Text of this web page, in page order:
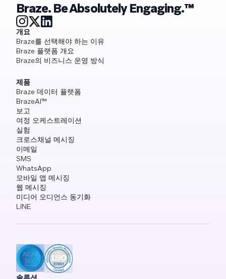
Braze. Be Absolutely Engaging.™
개요
Braze를 선택해야 하는 이유
Braze 플랫폼 개요
Braze의 비즈니스 운영 방식
제품
Braze 데이터 플랫폼
BrazeAI™
보고
여정 오케스트레이션
실험
크로스채널 메시징
이메일
SMS
WhatsApp
모바일 앱 메시징
웹 메시징
미디어 오디언스 동기화
LINE